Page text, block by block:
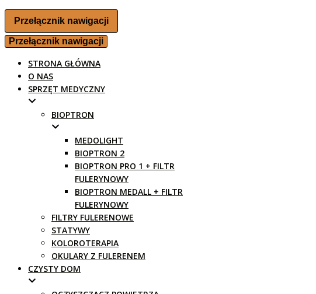
Przełącznik nawigacji
Przełącznik nawigacji
STRONA GŁÓWNA
O NAS
SPRZĘT MEDYCZNY
BIOPTRON
MEDOLIGHT
BIOPTRON 2
BIOPTRON PRO 1 + FILTR
FULERYNOWY
BIOPTRON MEDALL + FILTR
FULERYNOWY
FILTRY FULERENOWE
STATYWY
KOLOROTERAPIA
OKULARY Z FULERENEM
CZYSTY DOM